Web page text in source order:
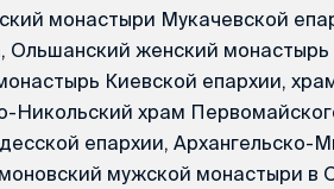
монастыри Мукачевской
Ольшанский женский
Киевской епархии,
Никольский храм
епархии, Архангельско-
мужской монастыри в